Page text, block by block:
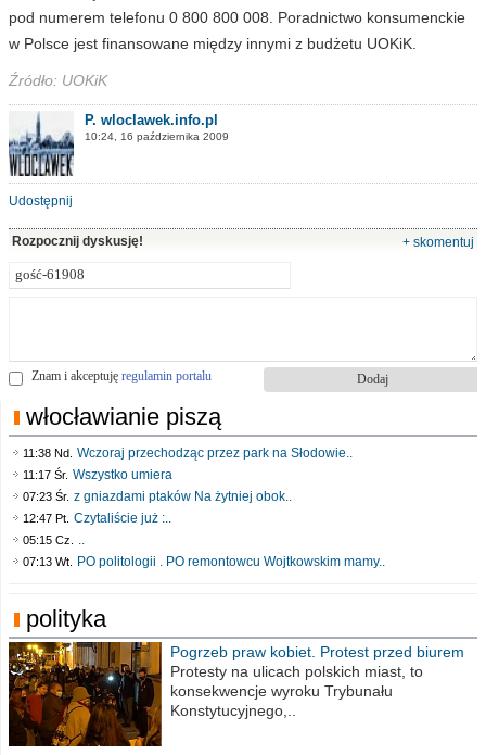
pod numerem telefonu 0 800 800 008. Poradnictwo konsumenckie
w Polsce jest finansowane między innymi z budżetu UOKiK.
Źródło: UOKiK
P. wloclawek.info.pl
10:24, 16 października 2009
Udostępnij
Rozpocznij dyskusję! + skomentuj
Znam i akceptuję regulamin portalu
włocławianie piszą
11:38 Nd. Wczoraj przechodząc przez park na Słodowie..
11:17 Śr. Wszystko umiera
07:23 Śr. z gniazdami ptaków Na żytniej obok..
12:47 Pt. Czytaliście już :..
05:15 Cz. ..
07:13 Wt. PO politologii . PO remontowcu Wojtkowskim mamy..
polityka
Pogrzeb praw kobiet. Protest przed biurem
poselskim PiS
Protesty na ulicach polskich miast, to
konsekwencje wyroku Trybunału
Konstytucyjnego,..